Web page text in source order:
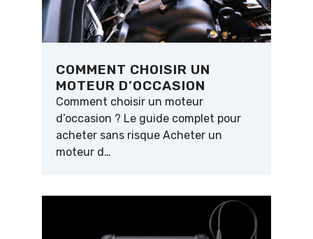
COMMENT CHOISIR UN
MOTEUR D’OCCASION
Comment choisir un moteur
d’occasion ? Le guide complet pour
acheter sans risque Acheter un
moteur d…